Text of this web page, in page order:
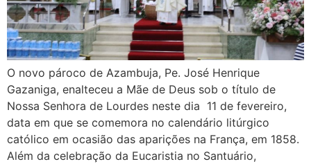
O novo pároco de Azambuja, Pe. José Henrique
Gazaniga, enalteceu a Mãe de Deus sob o título de
Nossa Senhora de Lourdes neste dia 11 de fevereiro,
data em que se comemora no calendário litúrgico
católico em ocasião das aparições na França, em 1858.
Além da celebração da Eucaristia no Santuário,